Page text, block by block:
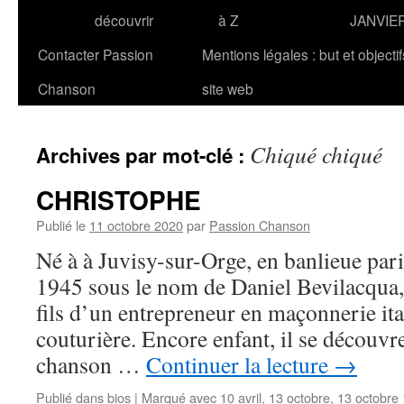
découvrir
à Z
Contacter Passion
Chanson
Mentions légales : but et
site web
Archives par mot-clé : Chiqué chiqué
CHRISTOPHE
Publié le 11 octobre 2020par Passion Chanson
Né à à Juvisy-sur-Orge, en banlieue
1945 sous le nom de Daniel
fils d’un entrepreneur en maçonnerie
couturière. Encore enfant, il se
chanson … Continuer la lecture →
Publié dansbios | Marqué avec 10 avril, 13 octobre, 13 octobre